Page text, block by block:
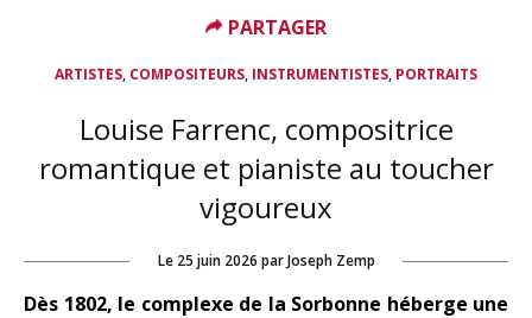
ARTISTES, COMPOSITEURS, INSTRUMENTISTES, PORTRAITS
Louise Farrenc, compositrice
romantique et pianiste au toucher
vigoureux
Le 25 juin 2026 par Joseph Zemp
Dès 1802, le complexe de la Sorbonne héberge une
PARTAGER